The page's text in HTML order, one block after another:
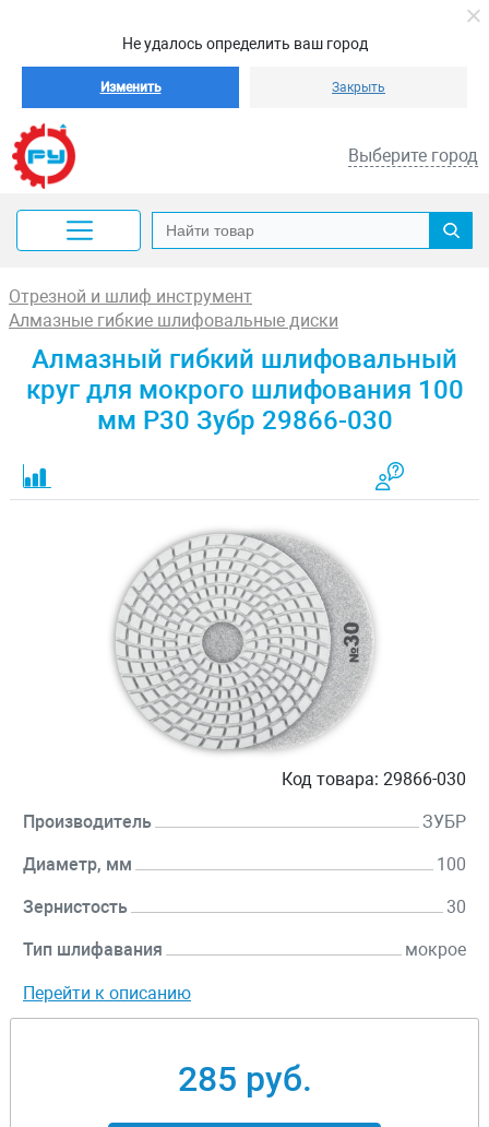
Не удалось определить ваш город
Изменить Закрыть
Выберите город
Отрезной и шлиф инструмент
Алмазные гибкие шлифовальные диски
Алмазный гибкий шлифовальный
круг для мокрого шлифования 100
мм Р30 Зубр 29866-030
Код товара: 29866-030
Производитель ЗУБР
Диаметр, мм 100
Зернистость 30
Тип шлифавания мокрое
Перейти к описанию
285 руб.